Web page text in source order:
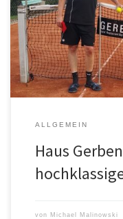
Das Finale der Herren
Werl und Oliver Nägele
lieferten sich ein, an
ALLGEMEIN
Haus
von Michael Malinowski